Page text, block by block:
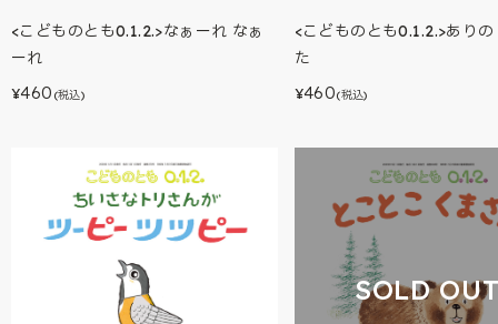
<こどものとも0.1.2.>なぁーれ なぁ
ーれ
¥460 (税込)
<こどものとも0.1.2.>あり
た
¥460(税込)
SOLD